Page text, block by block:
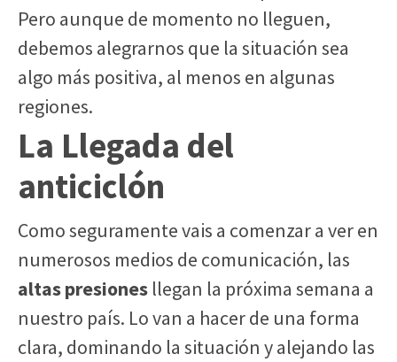
Pero aunque de momento no lleguen,
debemos alegrarnos que la situación sea
algo más positiva, al menos en algunas
regiones.
La Llegada del
anticiclón
Como seguramente vais a comenzar a ver en
numerosos medios de comunicación, las
altas presiones llegan la próxima semana a
nuestro país. Lo van a hacer de una forma
clara, dominando la situación y alejando las